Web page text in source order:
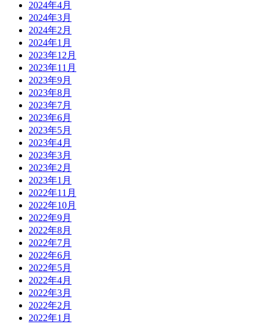
2024年4月
2024年3月
2024年2月
2024年1月
2023年12月
2023年11月
2023年9月
2023年8月
2023年7月
2023年6月
2023年5月
2023年4月
2023年3月
2023年2月
2023年1月
2022年11月
2022年10月
2022年9月
2022年8月
2022年7月
2022年6月
2022年5月
2022年4月
2022年3月
2022年2月
2022年1月